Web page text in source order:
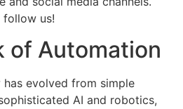
follow us!
of Automation
evolved from simple
AI and robotics,